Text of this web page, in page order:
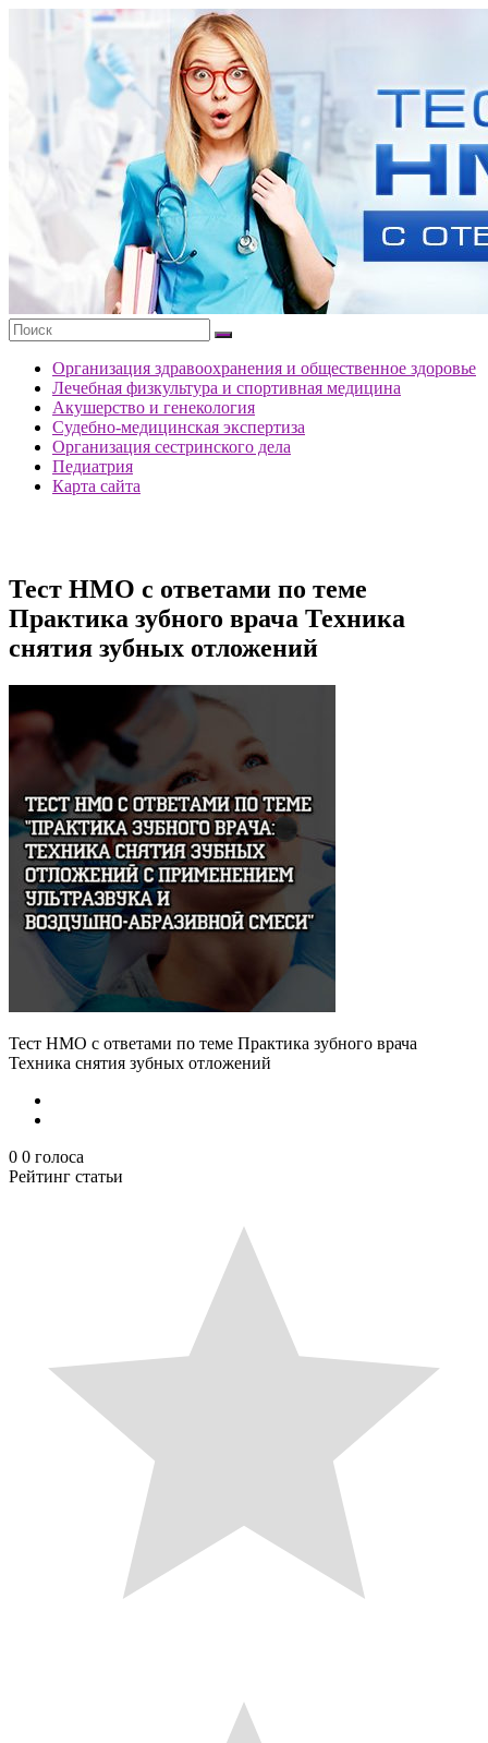
содержимому
портала
ответами
Организация здравоохранения и общественное здоровье
Лечебная физкультура и спортивная медицина
Акушерство и генекология
Судебно-медицинская экспертиза
Организация сестринского дела
Педиатрия
Карта сайта
Тест НМО с ответами по теме
Практика зубного врача Техника
снятия зубных отложений
Тест НМО с ответами по теме Практика зубного врача
Техника снятия зубных отложений
0 0 голоса
Рейтинг статьи